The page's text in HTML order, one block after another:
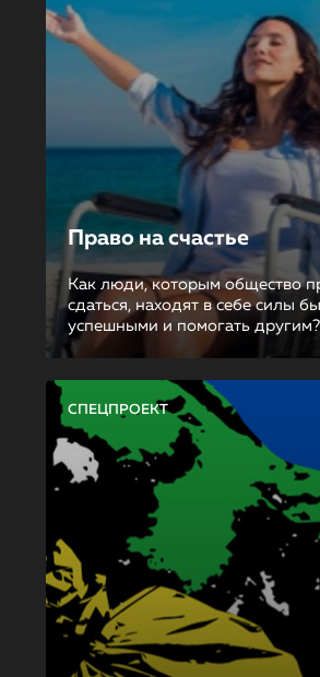
Право на счастье
Как люди, которым общество
сдаться, находят в себе силы
успешными и помогать другим?
СПЕЦПРОЕКТ